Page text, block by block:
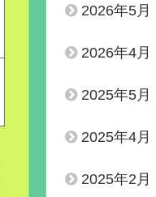
2026年5月
2026年4月
2025年5月
2025年4月
2025年2月